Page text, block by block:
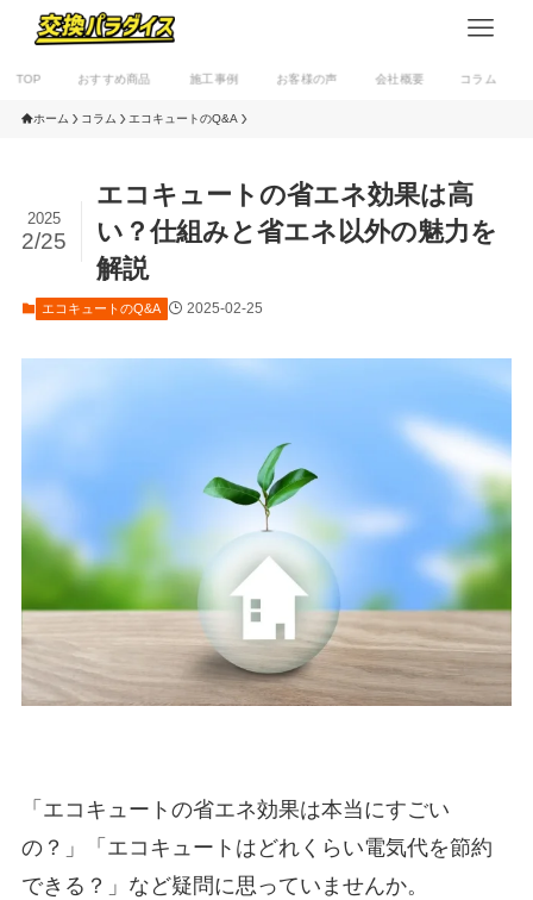
TOP おすすめ商品 施工事例 お客様の声 会社概要 コラム
ホーム コラム エコキュートのQ&A
エコキュートの省エネ効果は高
い？仕組みと省エネ以外の魅力を
解説
2025
2/25
エコキュートのQ&A 2025-02-25
「エコキュートの省エネ効果は本当にすごい
の？」「エコキュートはどれくらい電気代を節約
できる？」など疑問に思っていませんか。